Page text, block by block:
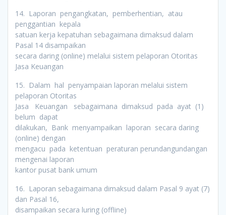
14. Laporan pengangkatan, pemberhentian, atau
penggantian kepala
satuan kerja kepatuhan sebagaimana dimaksud dalam
Pasal 14 disampaikan
secara daring (online) melalui sistem pelaporan Otoritas
Jasa Keuangan
15. Dalam hal penyampaian laporan melalui sistem
pelaporan Otoritas
Jasa Keuangan sebagaimana dimaksud pada ayat (1)
belum dapat
dilakukan, Bank menyampaikan laporan secara daring
(online) dengan
mengacu pada ketentuan peraturan perundangundangan
mengenai laporan
kantor pusat bank umum
16. Laporan sebagaimana dimaksud dalam Pasal 9 ayat (7)
dan Pasal 16,
disampaikan secara luring (offline)